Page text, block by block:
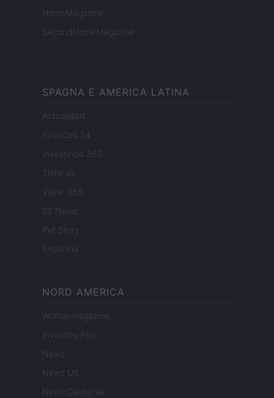
HomeMagazine
SecondHomeMagazine
SPAGNA E AMERICA LATINA
Actualidad
Finanzas 24
Investindo 365
Think.es
Viajar 365
ES Newz
Pet Story
Encocina
NORD AMERICA
Womanmagazine
Investing Plus
Newz
Newz US
Newz California